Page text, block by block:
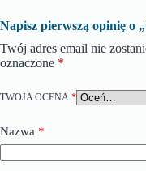
Napisz pierwszą opinię o
Twój adres email nie
oznaczone *
TWOJA OCENA *
Nazwa *